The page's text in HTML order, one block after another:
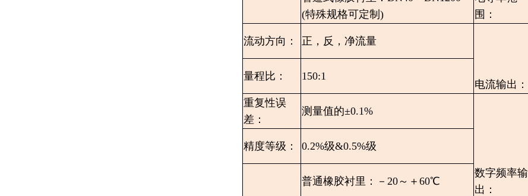
(特殊规格可定制)
围：
流动方向： 正，反，净流量
电流输出：
量程比： 150:1
重复性误
差：
测量值的±0.1%
数字频率输
出：
精度等级： 0.2%级&0.5%级
普通橡胶衬里：－20～＋60℃